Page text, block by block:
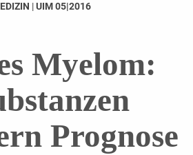
|UIM 05|2016
Myelom:
Prognose